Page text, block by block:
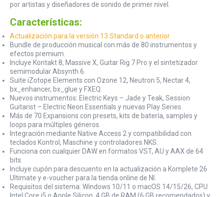
por artistas y diseñadores de sonido de primer nivel.
Características:
Actualización para la versión 13 Standard o anterior
Bundle de producción musical con más de 80 instrumentos y
efectos premium.
Incluye Kontakt 8, Massive X, Guitar Rig 7 Pro y el sintetizador
semimodular Absynth 6.
Suite iZotope Elements con Ozone 12, Neutron 5, Nectar 4,
bx_enhancer, bx_glue y FXEQ.
Nuevos instrumentos: Electric Keys – Jade y Teak, Session
Guitarist – Electric Neon Essentials y nuevas Play Series.
Más de 70 Expansions con presets, kits de batería, samples y
loops para múltiples géneros.
Integración mediante Native Access 2 y compatibilidad con
teclados Kontrol, Maschine y controladores NKS.
Funciona con cualquier DAW en formatos VST, AU y AAX de 64
bits.
Incluye cupón para descuento en la actualización a Komplete 26
Ultimate y e-voucher para la tienda online de NI.
Requisitos del sistema: Windows 10/11 o macOS 14/15/26, CPU